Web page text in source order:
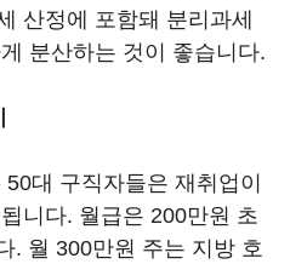
산정에 포함돼 분리과세
분산하는 것이 좋습니다.
대 구직자들은 재취업이
니다. 월급은 200만원 초
. 월 300만원 주는 지방 호